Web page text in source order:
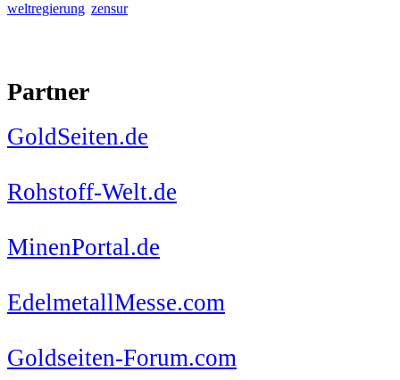
weltregierung zensur
Partner
GoldSeiten.de
Rohstoff-Welt.de
MinenPortal.de
EdelmetallMesse.com
Goldseiten-Forum.com